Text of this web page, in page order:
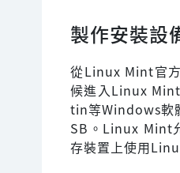
製作安裝設
從Linux Mint官
候進入Linux
tin等Windows軟
SB。Linux Mint
存裝置上使用